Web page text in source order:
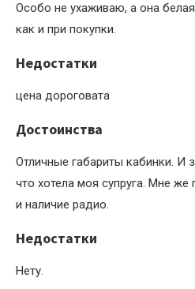
Особо не ухаживаю, а она
как и при покупки.
Недостатки
цена дороговата
Достоинства
Отличные габариты кабинки. И
что хотела моя супруга. Мне
и наличие радио.
Недостатки
Нету.